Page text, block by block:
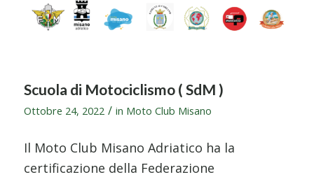
Scuola di Motociclismo ( SdM )
Ottobre 24, 2022 / in Moto Club Misano
Il Moto Club Misano Adriatico ha la
certificazione della Federazione